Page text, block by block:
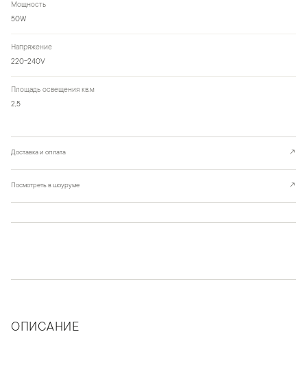
Мощность
50W
Напряжение
220-240V
Площадь освещения кв.м
2,5
Доставка и оплата ↗
Посмотреть в шоуруме ↗
ОПИСАНИЕ